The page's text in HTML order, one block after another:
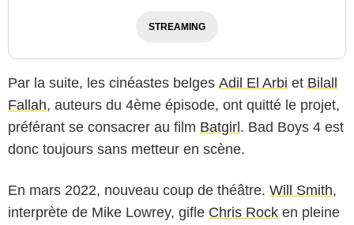
STREAMING
Par la suite, les cinéastes belges Adil El Arbi et Bilall
Fallah, auteurs du 4ème épisode, ont quitté le projet,
préférant se consacrer au film Batgirl. Bad Boys 4 est
donc toujours sans metteur en scène.
En mars 2022, nouveau coup de théâtre. Will Smith,
interprète de Mike Lowrey, gifle Chris Rock en pleine